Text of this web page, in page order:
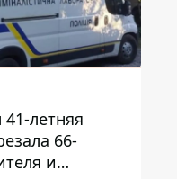
летняя
66-
и